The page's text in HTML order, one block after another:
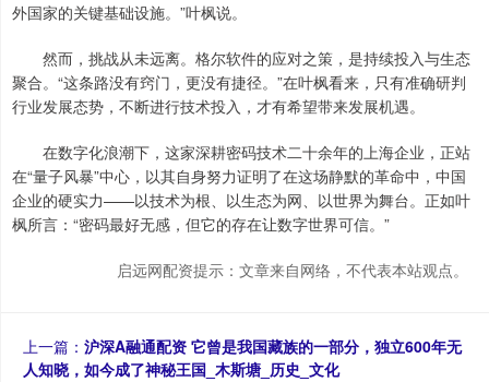
外国家的关键基础设施。”叶枫说。
然而，挑战从未远离。格尔软件的应对之策，是持续投入与生态
聚合。“这条路没有窍门，更没有捷径。”在叶枫看来，只有准确研判
行业发展态势，不断进行技术投入，才有希望带来发展机遇。
在数字化浪潮下，这家深耕密码技术二十余年的上海企业，正站
在“量子风暴”中心，以其自身努力证明了在这场静默的革命中，中国
企业的硬实力——以技术为根、以生态为网、以世界为舞台。正如叶
枫所言：“密码最好无感，但它的存在让数字世界可信。”
启远网配资提示：文章来自网络，不代表本站观点。
上一篇： 沪深A融通配资 它曾是我国藏族的一部分，独立600年无
人知晓，如今成了神秘王国_木斯塘_历史_文化